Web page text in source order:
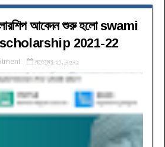
আবেদন শুরু হলো swami
2021-22
নভেম্বর ১৭, ২০২১